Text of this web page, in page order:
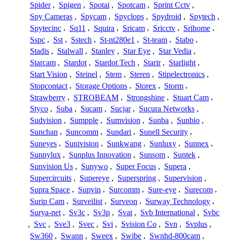
Spider , Spigen , Spotai , Spotcam , Sprint Cctv ,
Spy Cameras , Spycam , Spyclops , Spydroid , Spytech ,
Spytecinc , Sq11 , Squira , Sricam , Sricctv , Srihome ,
Sspc , Sst , Sstech , St-nt280e1 , St-team , Stabo ,
Stadis , Stalwall , Stanley , Star Eye , Star Vedia ,
Starcam , Stardot , Stardot Tech , Starir , Starlight ,
Start Vision , Steinel , Stem , Steren , Stipelectronics ,
Stopcontact , Storage Options , Storex , Storm ,
Strawberry , STROBEAM , Strongshine , Stuart Cam ,
Styco , Suba , Sucam , Sucjar , Sucura Networks ,
Sudvision , Sumpple , Sumvision , Sunba , Sunbio ,
Sunchan , Suncomm , Sundari , Sunell Security ,
Suneyes , Sunivision , Sunkwang , Sunluxy , Sunnex ,
Sunnylux , Sunplus Innovation , Sunsom , Suntek ,
Sunvision Us , Sunywo , Super Focus , Supera ,
Supercircuits , Supereye , Superspring , Supervision ,
Supra Space , Supvin , Surcomm , Sure-eye , Surecom ,
Surip Cam , Surveilist , Surveon , Surway Technology ,
Surya-net , Sv3c , Sv3p , Svat , Svb International , Svbc
, Svc , Sve3 , Svec , Svi , Svision Co , Svn , Svplus ,
Sw360 , Swann , Sweex , Swibe , Swnhd-800cam ,